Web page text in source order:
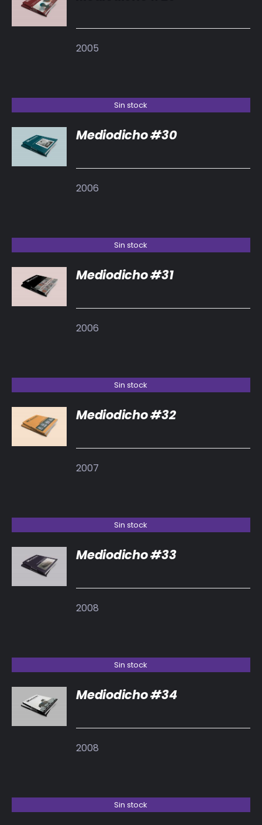
DETALLES
2005
Sin stock
DETALLES
Mediodicho #30
2006
Sin stock
DETALLES
Mediodicho #31
2006
Sin stock
DETALLES
Mediodicho #32
2007
Sin stock
DETALLES
Mediodicho #33
2008
Sin stock
DETALLES
Mediodicho #34
2008
Sin stock